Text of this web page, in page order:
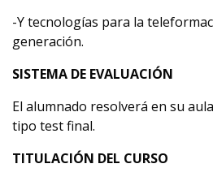
-Y tecnologías para la
generación.
SISTEMA DE EVALUACIÓN
El alumnado resolverá en su
tipo test final.
TITULACIÓN DEL CURSO